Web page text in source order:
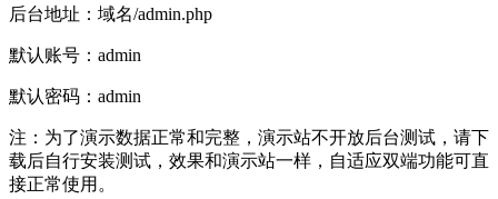
后台地址：域名/admin.php
默认账号：admin
默认密码：admin
注：为了演示数据正常和完整，演示站不开放后台测试，请下
载后自行安装测试，效果和演示站一样，自适应双端功能可直
接正常使用。